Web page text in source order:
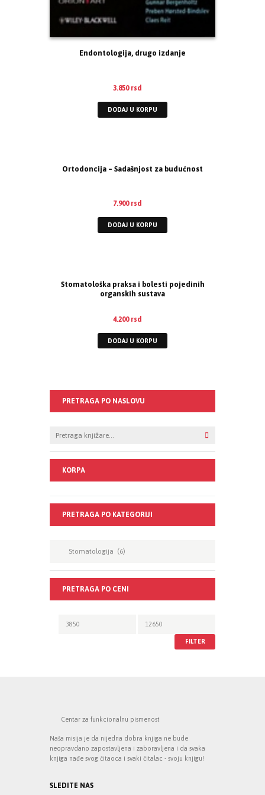
Endontologija, drugo izdanje
3.850 rsd
DODAJ U KORPU
Ortodoncija – Sadašnjost za budućnost
7.900 rsd
DODAJ U KORPU
Stomatološka praksa i bolesti pojedinih
organskih sustava
4.200 rsd
DODAJ U KORPU
PRETRAGA PO NASLOVU
KORPA
PRETRAGA PO KATEGORIJI
PRETRAGA PO CENI
FILTER
Centar za funkcionalnu pismenost
Naša misija je da nijedna dobra knjiga ne bude
neopravdano zapostavljena i zaboravljena i da svaka
knjiga nađe svog čitaoca i svaki čitalac - svoju knjigu!
SLEDITE NAS